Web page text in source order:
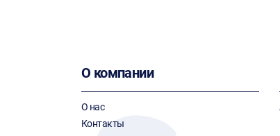
О компании
О нас
Контакты